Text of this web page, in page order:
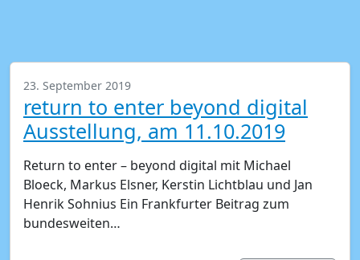
23. September 2019
return to enter beyond digital
Ausstellung, am 11.10.2019
Return to enter – beyond digital mit Michael
Bloeck, Markus Elsner, Kerstin Lichtblau und Jan
Henrik Sohnius Ein Frankfurter Beitrag zum
bundesweiten…